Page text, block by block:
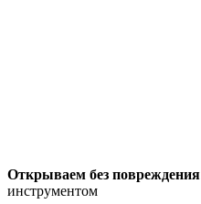
Открываем без повреждения
инструментом